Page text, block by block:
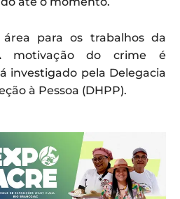
para os trabalhos da
motivação do crime é
investigado pela Delegacia
à Pessoa (DHPP).